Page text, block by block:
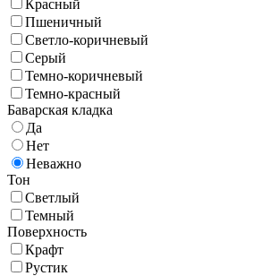
Красный
Пшеничный
Светло-коричневый
Серый
Темно-коричневый
Темно-красный
Баварская кладка
Да
Нет
Неважно
Тон
Светлый
Темный
Поверхность
Крафт
Рустик